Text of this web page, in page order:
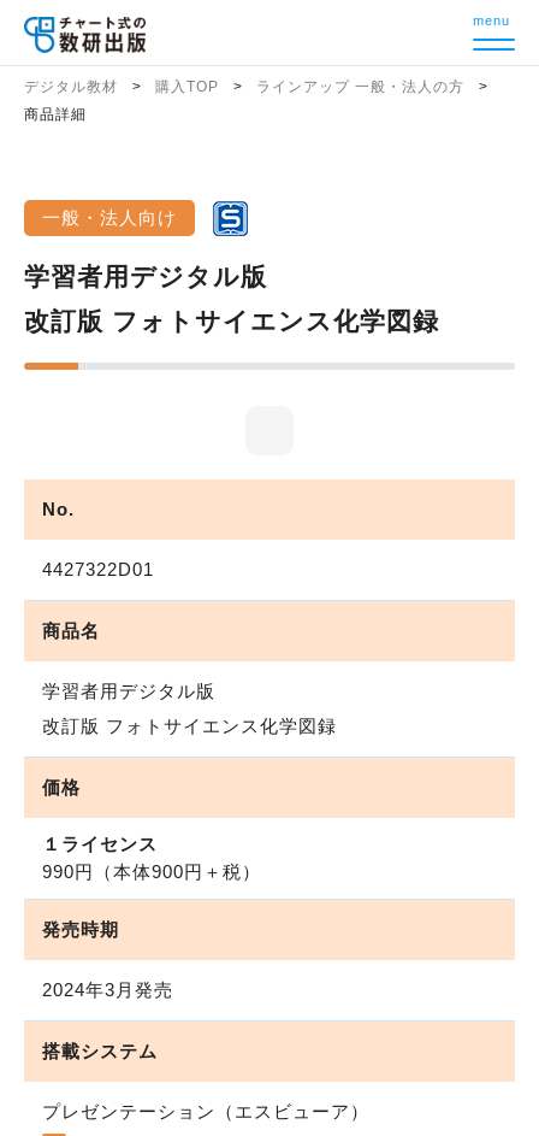
menu
デジタル教材 購入TOP
ラインアップ 一般・法人の方
商品詳細
一般・法人向け
学習者用デジタル版
改訂版 フォトサイエンス化学図録
No.
4427322D01
商品名
学習者用デジタル版
改訂版 フォトサイエンス化学図録
価格
１ライセンス
990円
（本体900円＋税）
発売時期
2024年3月発売
搭載システム
プレゼンテーション（エスビューア）